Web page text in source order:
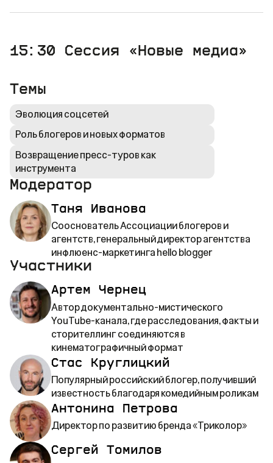
15:30 Сессия «Новые медиа»
Темы
Эволюция соцсетей
Роль блогеров и новых форматов
Возвращение пресс-туров как
инструмента
Модератор
Таня Иванова
Сооснователь Ассоциации блогеров и
агентств, генеральный директор агентства
инфлюенс-маркетинга hello blogger
Участники
Артем Чернец
Автор документально-мистического
YouTube-канала, где расследования, факты и
сторителлинг соединяются в
кинематографичный формат
Стас Круглицкий
Популярный российский блогер, получивший
известность благодаря комедийным роликам
Антонина Петрова
Директор по развитию бренда «Триколор»
Сергей Томилов